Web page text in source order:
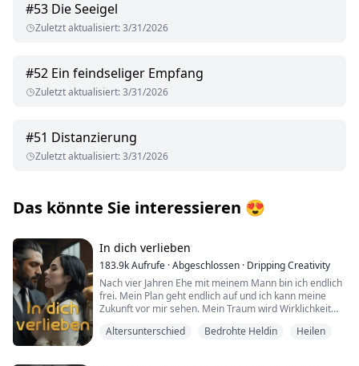
#53 Die Seeigel
Zuletzt aktualisiert:3/31/2026
#52 Ein feindseliger Empfang
Zuletzt aktualisiert:3/31/2026
#51 Distanzierung
Zuletzt aktualisiert:3/31/2026
Das könnte Sie interessieren 😍
In dich verlieben
183.9kAufrufe ·Abgeschlossen · Dripping Creativity
Nach vier Jahren Ehe mit meinem Mann bin ich endlich
frei. Mein Plan geht endlich auf und ich kann meine
Zukunft vor mir sehen. Mein Traum wird Wirklichkeit
geben muss. Mein letzter Akt der Rache.
Altersunterschied Bedrohte Heldin Heilen